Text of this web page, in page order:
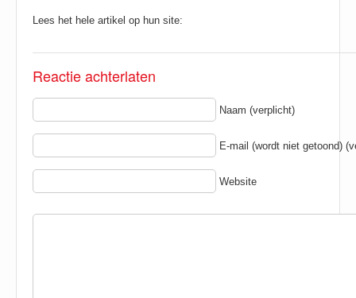
Lees het hele artikel op hun site:
Reactie achterlaten
Naam (verplicht)
E-mail (wordt niet getoond)
Website